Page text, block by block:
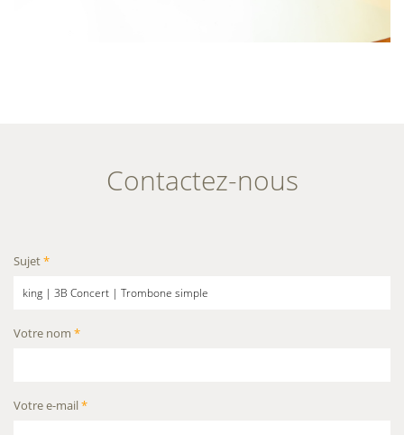
Contactez-nous
Sujet*
Votre nom *
Votre e-mail*